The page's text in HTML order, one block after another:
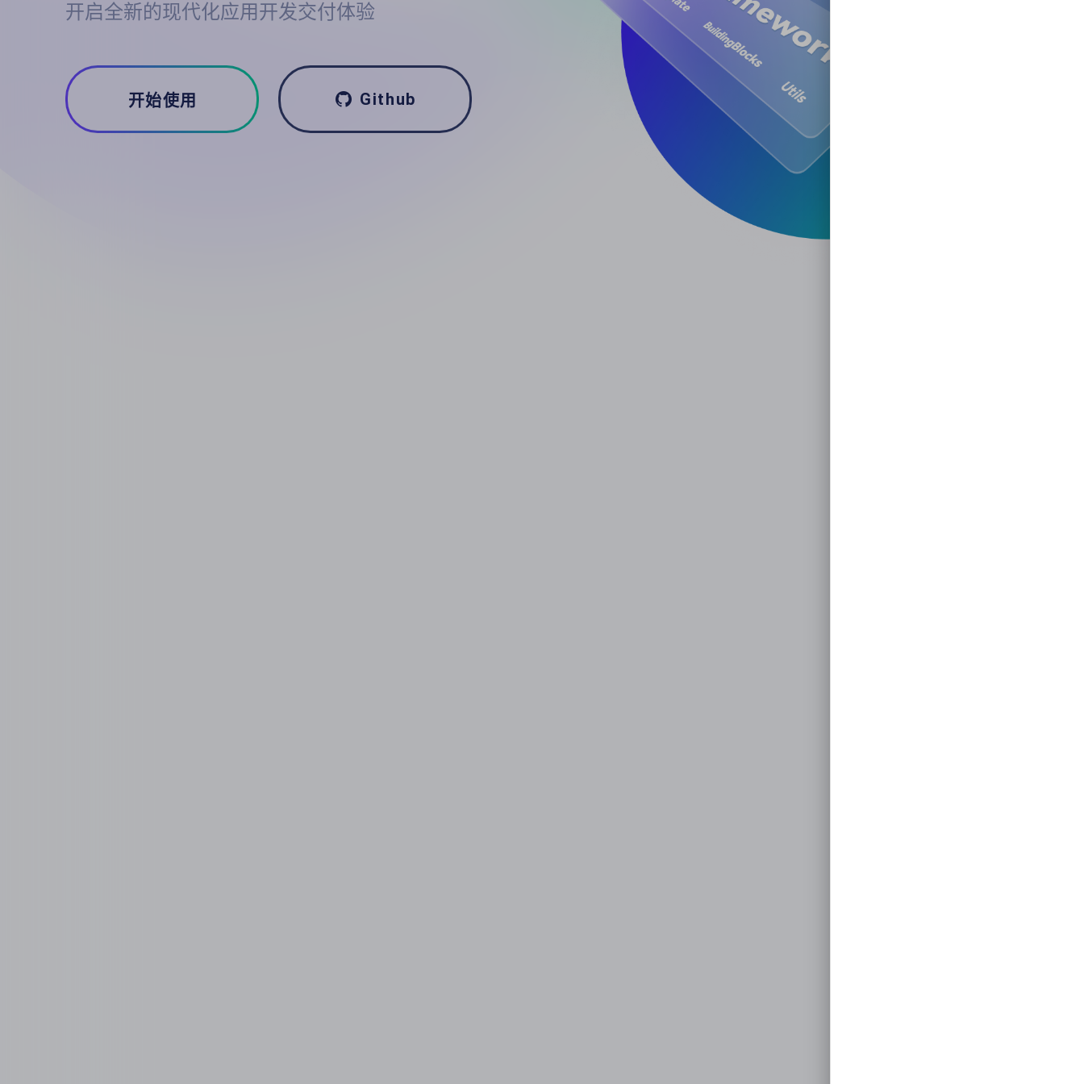
开启全新的现代化应用开发交付体验
开始使用 Github